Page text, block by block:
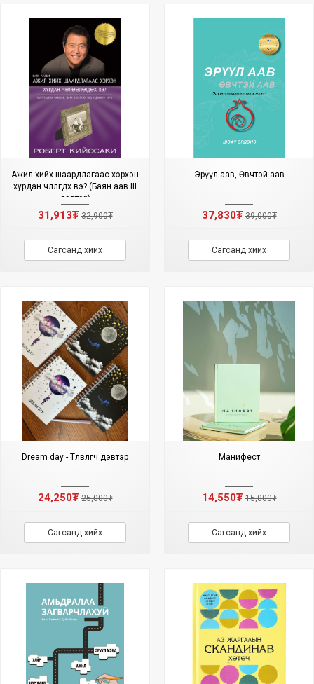
Ажил хийх шаардлагаас хэрхэн
хурдан чөлөөлөгдөх вэ? (Баян аав III
дэвтэр)
31,913₮32,900₮
Сагсанд хийх
Эрүүл аав, Өвчтэй аав
37,830₮39,000₮
Сагсанд хийх
Dream day - Төлөвлөгч дэвтэр
24,250₮25,000₮
Сагсанд хийх
Манифест
14,550₮15,000₮
Сагсанд хийх